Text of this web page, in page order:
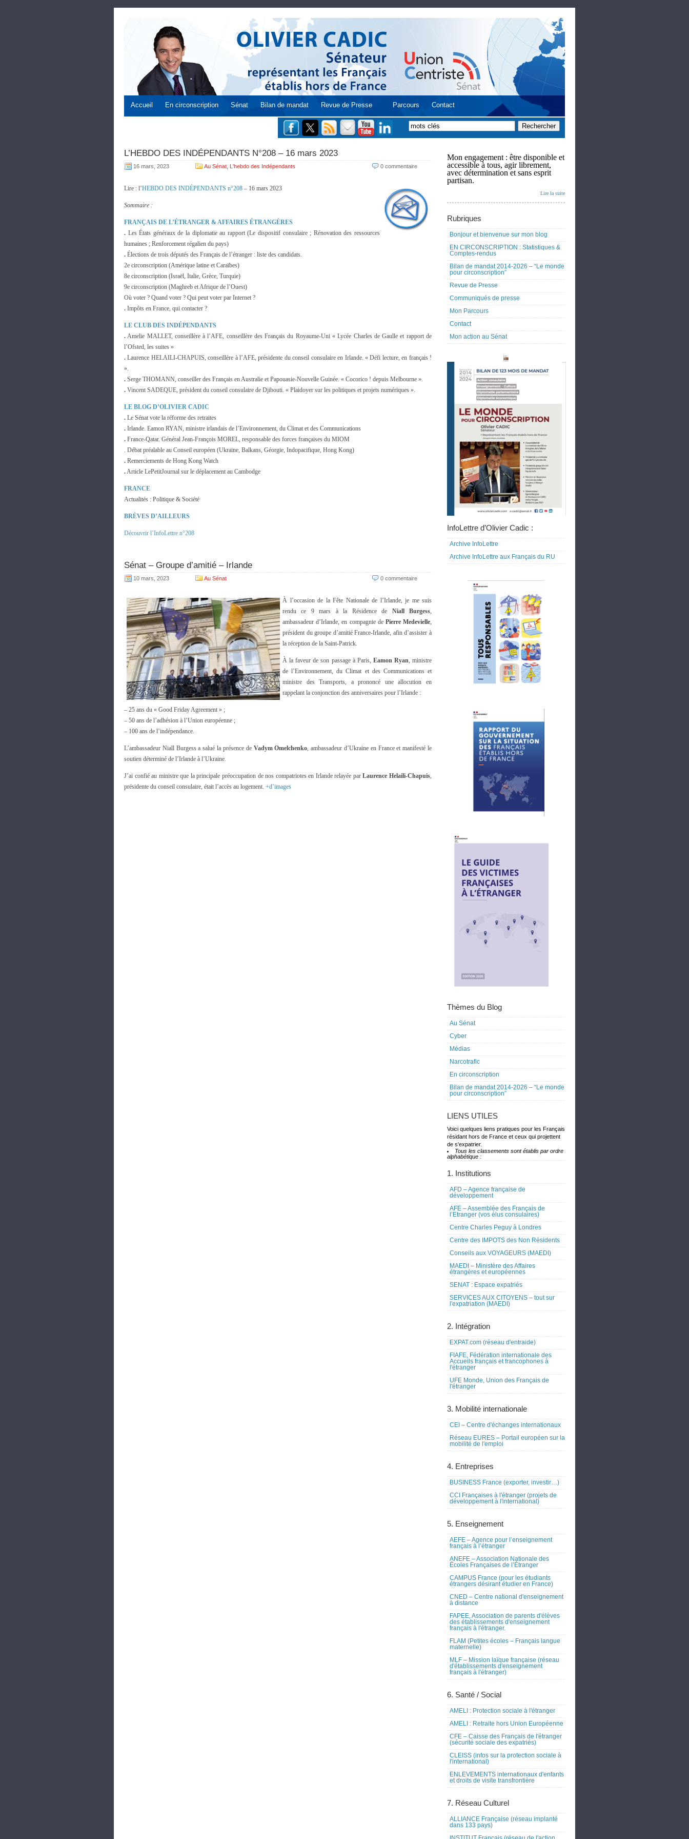
Accueil En circonscription Sénat Bilan de mandat Revue de Presse Parcours Contact
L’HEBDO DES INDÉPENDANTS N°208 – 16 mars 2023
16 mars, 2023 Au Sénat L'hebdo des Indépendants 0 commentaire
Lire : l’HEBDO DES INDÉPENDANTS n°208 – 16 mars 2023
Sommaire :
FRANÇAIS DE L’ÉTRANGER & AFFAIRES ÉTRANGÈRES
. Les États généraux de la diplomatie au rapport (Le dispositif consulaire ; Rénovation des ressources
humaines ; Renforcement régalien du pays)
. Élections de trois députés des Français de l’étranger : liste des candidats.
2e circonscription (Amérique latine et Caraïbes)
8e circonscription (Israël, Italie, Grèce, Turquie)
9e circonscription (Maghreb et Afrique de l’Ouest)
Où voter ? Quand voter ? Qui peut voter par Internet ?
. Impôts en France, qui contacter ?
LE CLUB DES INDÉPENDANTS
. Amelie MALLET, conseillère à l’AFE, conseillère des Français du Royaume-Uni « Lycée Charles de Gaulle et rapport de
l’Ofsted, les suites »
. Laurence HELAILI-CHAPUIS, conseillère à l’AFE, présidente du conseil consulaire en Irlande. « Défi lecture, en français !
».
. Serge THOMANN, conseiller des Français en Australie et Papouasie-Nouvelle Guinée. « Cocorico ! depuis Melbourne ».
. Vincent SADEQUE, président du conseil consulaire de Djibouti. « Plaidoyer sur les politiques et projets numériques ».
LE BLOG D’OLIVIER CADIC
. Le Sénat vote la réforme des retraites
. Irlande. Eamon RYAN, ministre irlandais de l’Environnement, du Climat et des Communications
. France-Qatar. Général Jean-François MOREL, responsable des forces françaises du MIOM
. Débat préalable au Conseil européen (Ukraine, Balkans, Géorgie, Indopacifique, Hong Kong)
. Remerciements de Hong Kong Watch
.Article LePetitJournal sur le déplacement au Cambodge
FRANCE
Actualités : Politique & Société
BRÈVES D’AILLEURS
Découvrir l’InfoLettre n°208
Sénat – Groupe d’amitié – Irlande
10 mars, 2023 Au Sénat 0 commentaire
À l’occasion de la Fête Nationale de l’Irlande, je me suis
rendu ce 9 mars à la Résidence de Niall Burgess,
ambassadeur d’Irlande, en compagnie de Pierre Medevielle,
président du groupe d’amitié France-Irlande, afin d’assister à
la réception de la Saint-Patrick.
À la faveur de son passage à Paris, Eamon Ryan, ministre
de l’Environnement, du Climat et des Communications et
ministre des Transports, a prononcé une allocution en
rappelant la conjonction des anniversaires pour l’Irlande :
– 25 ans du « Good Friday Agreement » ;
– 50 ans de l’adhésion à l’Union européenne ;
– 100 ans de l’indépendance.
L’ambassadeur Niall Burgess a salué la présence de Vadym Omelchenko, ambassadeur d’Ukraine en France et manifesté le
soutien déterminé de l’Irlande à l’Ukraine.
J’ai confié au ministre que la principale préoccupation de nos compatriotes en Irlande relayée parLaurence Helaili-Chapuis,
présidente du conseil consulaire, était l’accès au logement. +d’images
Mon engagement : être disponible et
accessible à tous, agir librement,
avec détermination et sans esprit
partisan.
Lire la suite
Rubriques
Bonjour et bienvenue sur mon blog
EN CIRCONSCRIPTION : Statistiques &
Comptes-rendus
Bilan de mandat 2014-2026 – “Le monde
pour circonscription”
Revue de Presse
Communiqués de presse
Mon Parcours
Contact
Mon action au Sénat
InfoLettre d’Olivier Cadic :
Archive InfoLettre
Archive InfoLettre aux Français du RU
Thèmes du Blog
Au Sénat
Cyber
Médias
Narcotrafic
En circonscription
Bilan de mandat 2014-2026 – “Le monde
pour circonscription”
LIENS UTILES
Voici quelques liens pratiques pour les Français
résidant hors de France et ceux qui projettent
de s'expatrier.
Tous les classements sont établis par ordre
alphabétique :
1. Institutions
AFD – Agence française de
développement
AFE – Assemblée des Français de
l’Etranger (vos élus consulaires)
Centre Charles Peguy à Londres
Centre des IMPOTS des Non Résidents
Conseils aux VOYAGEURS (MAEDI)
MAEDI – Ministère des Affaires
étrangères et européennes
SENAT : Espace expatriés
SERVICES AUX CITOYENS – tout sur
l'expatriation (MAEDI)
2. Intégration
EXPAT.com (réseau d'entraide)
FIAFE, Fédération internationale des
Accueils français et francophones à
l'étranger
UFE Monde, Union des Français de
l'étranger
3. Mobilité internationale
CEI – Centre d'échanges internationaux
Réseau EURES – Portail européen sur la
mobilité de l'emploi
4. Entreprises
BUSINESS France (exporter, investir…)
CCI Françaises à l'étranger (projets de
développement à l'international)
5. Enseignement
AEFE – Agence pour l’enseignement
français à l’étranger
ANEFE – Association Nationale des
Écoles Françaises de l’Étranger
CAMPUS France (pour les étudiants
étrangers désirant étudier en France)
CNED – Centre national d'enseignement
à distance
FAPEE, Association de parents d'élèves
des établissements d'enseignement
français à l'étranger.
FLAM (Petites écoles – Français langue
maternelle)
MLF – Mission laïque française (réseau
d'établissements d'enseignement
français à l'étranger)
6. Santé / Social
AMELI : Protection sociale à l'étranger
AMELI : Retraite hors Union Européenne
CFE – Caisse des Français de l'étranger
(sécurité sociale des expatriés)
CLEISS (infos sur la protection sociale à
l'international)
ENLEVEMENTS internationaux d'enfants
et droits de visite transfrontière
7. Réseau Culturel
ALLIANCE Française (réseau implanté
dans 133 pays)